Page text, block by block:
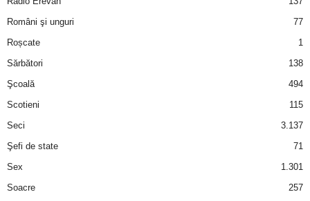
Români şi unguri
77
Roșcate
1
Sărbători
138
Şcoală
494
Scotieni
115
Seci
3.137
Şefi de state
71
Sex
1.301
Soacre
257